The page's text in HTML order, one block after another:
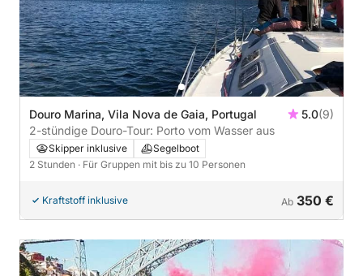
Douro Marina, Vila Nova de Gaia, Portugal 5.0(9)
2-stündige Douro-Tour: Porto vom Wasser aus
Skipper inklusive
Segelboot
2 Stunden · Für Gruppen mit bis zu 10 Personen
Kraftstoff inklusive Ab 350 €